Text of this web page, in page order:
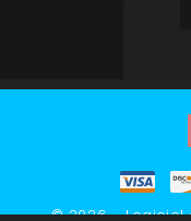
© 2026 -